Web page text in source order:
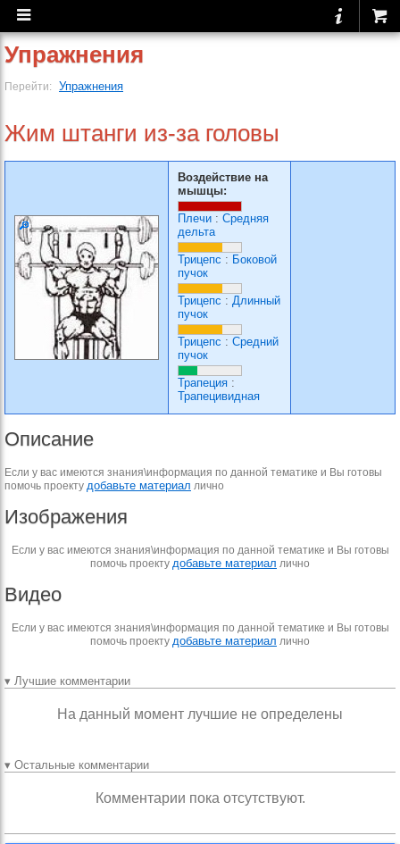
Упражнения
Перейти: Упражнения
Жим штанги из-за головы
Воздействие на
мышцы:
Плечи : Средняя
дельта
Трицепс : Боковой
пучок
Трицепс : Длинный
пучок
Трицепс : Средний
пучок
Трапеция :
Трапецивидная
Описание
Если у вас имеются знания\информация по данной тематике и Вы готовы
помочь проекту добавьте материал лично
Изображения
Если у вас имеются знания\информация по данной тематике и Вы готовы
помочь проекту добавьте материал лично
Видео
Если у вас имеются знания\информация по данной тематике и Вы готовы
помочь проекту добавьте материал лично
▾ Лучшие комментарии
На данный момент лучшие не определены
▾ Остальные комментарии
Комментарии пока отсутствуют.